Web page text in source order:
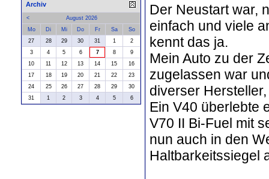
Der Neustart war,
einfach und viele
kennt das ja.
Mein Auto zu der
zugelassen war
diverser
Ein V40 überlebte
V70 II Bi-Fuel mit
nun auch in den
Haltbarkeitssiegel
Archiv
<
August 2026
Mo
Di Mi Do Fr Sa
So
27
28 29 30 31 1
2
3
4 5 6 7 8
9
10
11 12 13 14 15
16
17
18 19 20 21 22
23
24
25 26 27 28 29
30
31
1 2 3 4 5 6